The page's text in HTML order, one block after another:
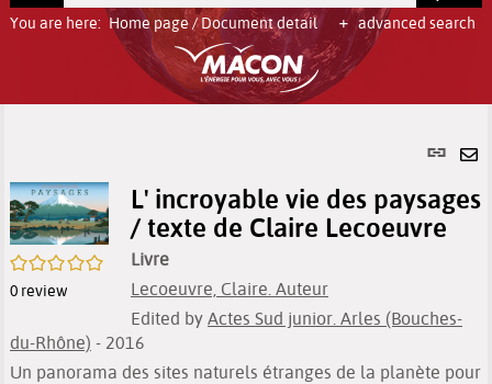
advanced search
You are here: Home page/Document detail
link
by
/5
0 review
L' incroyable vie des paysages
/ texte de Claire Lecoeuvre
Livre
Lecoeuvre, Claire. Auteur
Edited by Actes Sud junior. Arles (Bouches-
du-Rhône) - 2016
Un panorama des sites naturels étranges de la planète pour